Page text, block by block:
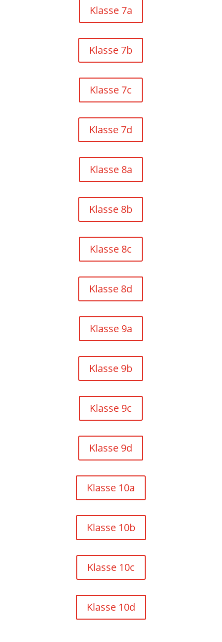
Klasse 7a
Klasse 7b
Klasse 7c
Klasse 7d
Klasse 8a
Klasse 8b
Klasse 8c
Klasse 8d
Klasse 9a
Klasse 9b
Klasse 9c
Klasse 9d
Klasse 10a
Klasse 10b
Klasse 10c
Klasse 10d